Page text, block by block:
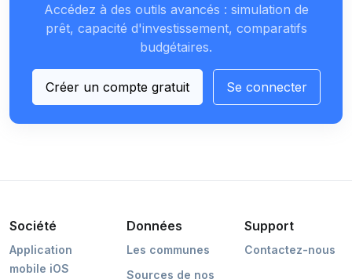
Accédez à des outils avancés : simulation de
prêt, capacité d'investissement, comparatifs
budgétaires.
Créer un compte gratuit Se connecter
Société
Application
mobile iOS
Données
Les communes
Sources de nos
Support
Contactez-nous